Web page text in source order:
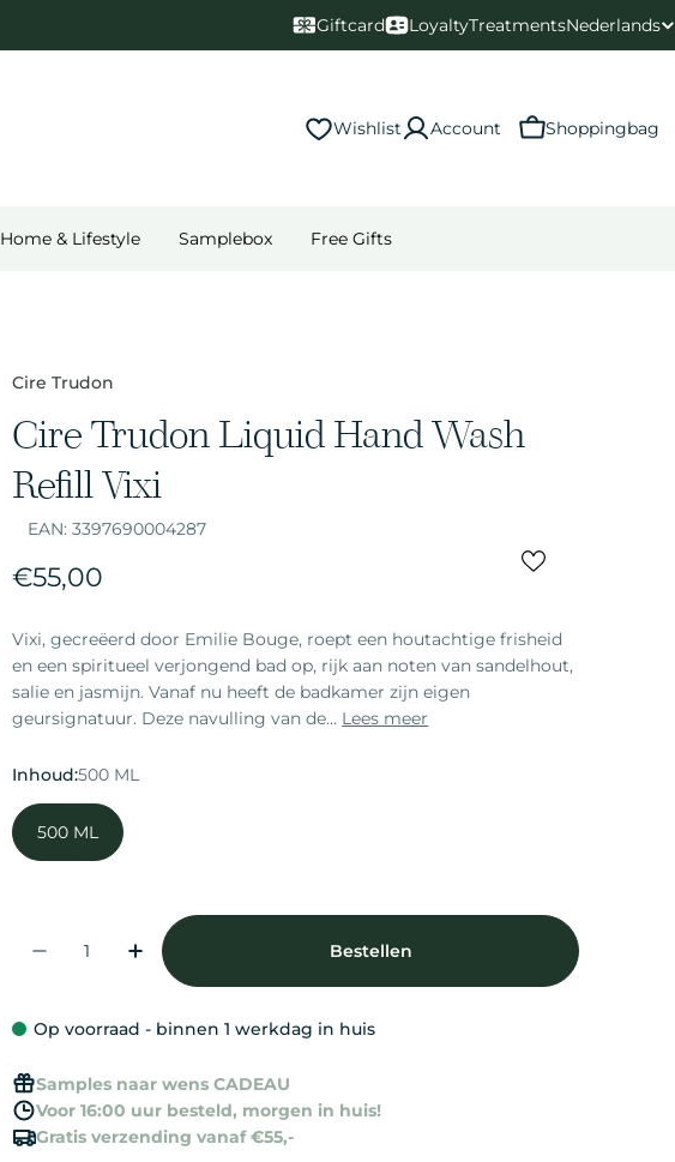
Giftcard LoyaltyTreatmentsT
a
Nederlands
Wishlist Account Shoppingbag
Home & Lifestyle Samplebox Free Gifts
Open media 1 in modal
Cire Trudon
Cire Trudon Liquid Hand Wash
Refill Vixi
EAN: 3397690004287
Normale
€55,00
Vixi, gecreëerd door Emilie Bouge, roept een houtachtige frisheid
en een spiritueel verjongend bad op, rijk aan noten van sandelhout,
salie en jasmijn. Vanaf nu heeft de badkamer zijn eigen
geursignatuur. Deze navulling van de... Lees meer
Inhoud:500 ML
500 ML
Aantal Verlagen Voor Cire Trudon Liquid Hand Wash
Verhoog Het Aantal Voor Cire Trudon Liquid
Bestellen
Op voorraad - binnen 1 werkdag in huis
Samples naar wens CADEAU
Voor 16:00 uur besteld, morgen in huis!
Gratis verzending vanaf €55,-